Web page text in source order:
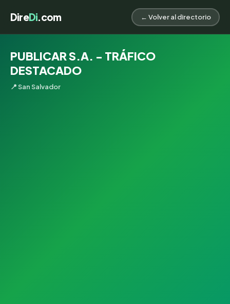
DireDi.com ← Volver al directorio
PUBLICAR S.A. - TRÁFICO
DESTACADO
📍 San Salvador